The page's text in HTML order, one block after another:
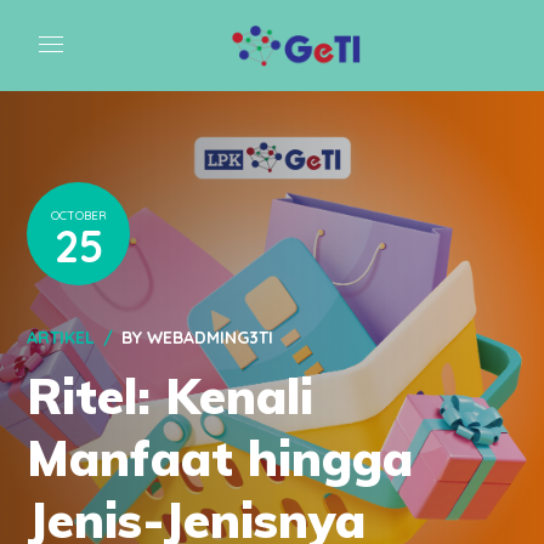
OCTOBER
25
ARTIKEL BYWEBADMING3TI
Ritel: Kenali
Manfaat hingga
Jenis-Jenisnya